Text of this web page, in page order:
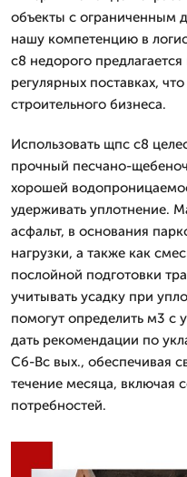
объекты с ограниченным
нашу компетенцию в
с8 недорого
регулярных поставках,
строительного бизнеса.
Использовать щпс с8
прочный песчано-
хорошей
удерживать уплотнение.
асфальт, в основания
нагрузки, а также как
послойной подготовки
учитывать усадку при
помогут определить м3 с
дать рекомендации по
Сб-Вс вых., обеспечивая
течение месяца, включая
потребностей.